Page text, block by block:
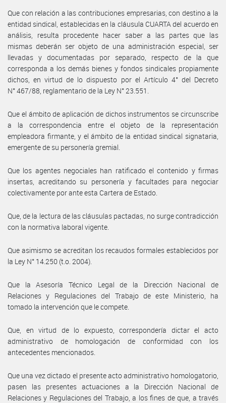
Que con relación a las contribuciones empresarias, con destino a la
entidad sindical, establecidas en la cláusula CUARTA del acuerdo en
análisis, resulta procedente hacer saber a las partes que las
mismas deberán ser objeto de una administración especial, ser
llevadas y documentadas por separado, respecto de la que
corresponda a los demás bienes y fondos sindicales propiamente
dichos, en virtud de lo dispuesto por el Artículo 4° del Decreto
N° 467/88, reglamentario de la Ley N° 23.551.
Que el ámbito de aplicación de dichos instrumentos se circunscribe
a la correspondencia entre el objeto de la representación
empleadora firmante, y el ámbito de la entidad sindical signataria,
emergente de su personería gremial.
Que los agentes negociales han ratificado el contenido y firmas
insertas, acreditando su personería y facultades para negociar
colectivamente por ante esta Cartera de Estado.
Que, de la lectura de las cláusulas pactadas, no surge contradicción
con la normativa laboral vigente.
Que asimismo se acreditan los recaudos formales establecidos por
la Ley N° 14.250 (t.o. 2004).
Que la Asesoría Técnico Legal de la Dirección Nacional de
Relaciones y Regulaciones del Trabajo de este Ministerio, ha
tomado la intervención que le compete.
Que, en virtud de lo expuesto, correspondería dictar el acto
administrativo de homologación de conformidad con los
antecedentes mencionados.
Que una vez dictado el presente acto administrativo homologatorio,
pasen las presentes actuaciones a la Dirección Nacional de
Relaciones y Regulaciones del Trabajo, a los fines de que, a través